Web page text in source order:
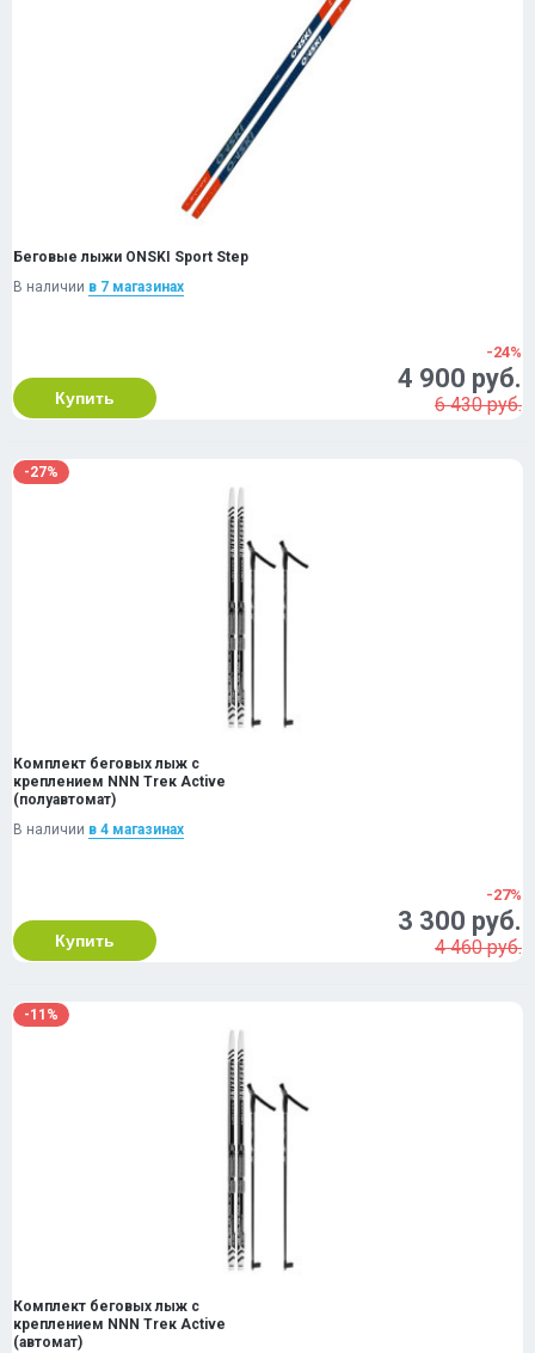
Беговые лыжи ONSKI Sport Step
В наличии в 7 магазинах
Купить
-24%
4 900 руб.
6 430 руб.
-27%
Комплект беговых лыж с
креплением NNN Тrек Active
(полуавтомат)
В наличии в 4 магазинах
Купить
-27%
3 300 руб.
4 460 руб.
-11%
Комплект беговых лыж с
креплением NNN Тrек Active
(автомат)